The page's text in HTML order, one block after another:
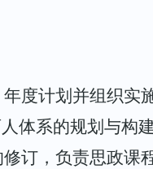
度计划并组织实
体系的规划与构建
订，负责思政课